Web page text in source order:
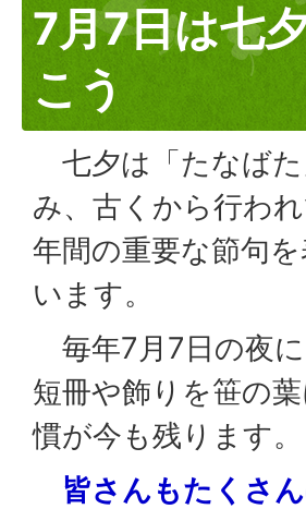
7月7日は七
こう
七夕は「たなば
み、古くから行わ
年間の重要な節句
います。
毎年7月7日の夜
短冊や飾りを笹の
慣が今も残ります。
皆さんもたくさ